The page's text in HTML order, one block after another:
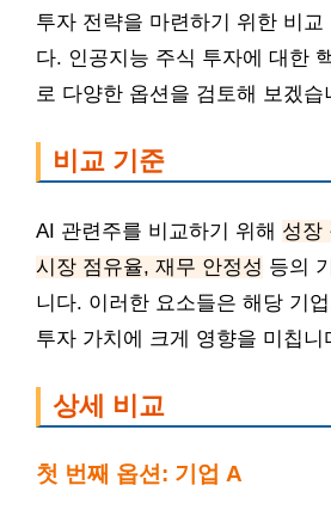
투자 전략을 마련하기 위한 비교
다. 인공지능 주식 투자에 대한
로 다양한 옵션을 검토해 보겠습
비교 기준
AI 관련주를 비교하기 위해 성장
시장 점유율, 재무 안정성 등의
니다. 이러한 요소들은 해당 기
투자 가치에 크게 영향을 미칩니
상세 비교
첫 번째 옵션: 기업 A